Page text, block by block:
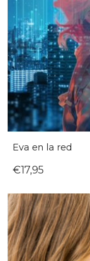
Eva en la red
€17,95